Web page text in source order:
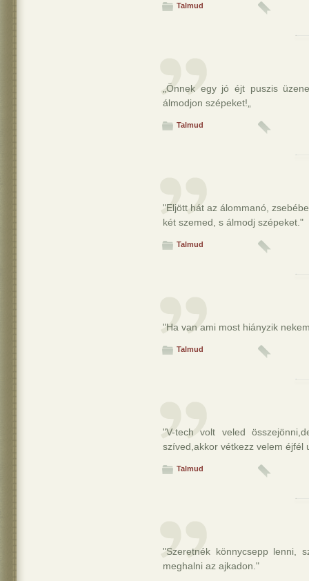
Talmud
„Önnek egy jó éjt puszis
álmodjon szépeket!„
Talmud
"Eljött hát az álommanó,
két szemed, s álmodj szépeket."
Talmud
"Ha van ami most hiányzik
Talmud
"V-tech volt veled
szíved,akkor vétkezz velem éjfél
Talmud
"Szeretnék könnycsepp lenni,
meghalni az ajkadon."